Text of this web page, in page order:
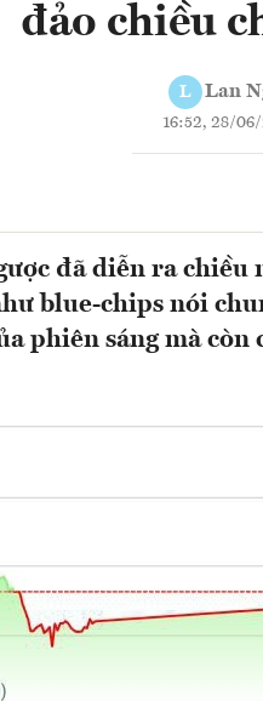
đảo chiều
L Lan
16:52, 28/06/
đã diễn ra chiều
blue-chips nói
phiên sáng mà còn